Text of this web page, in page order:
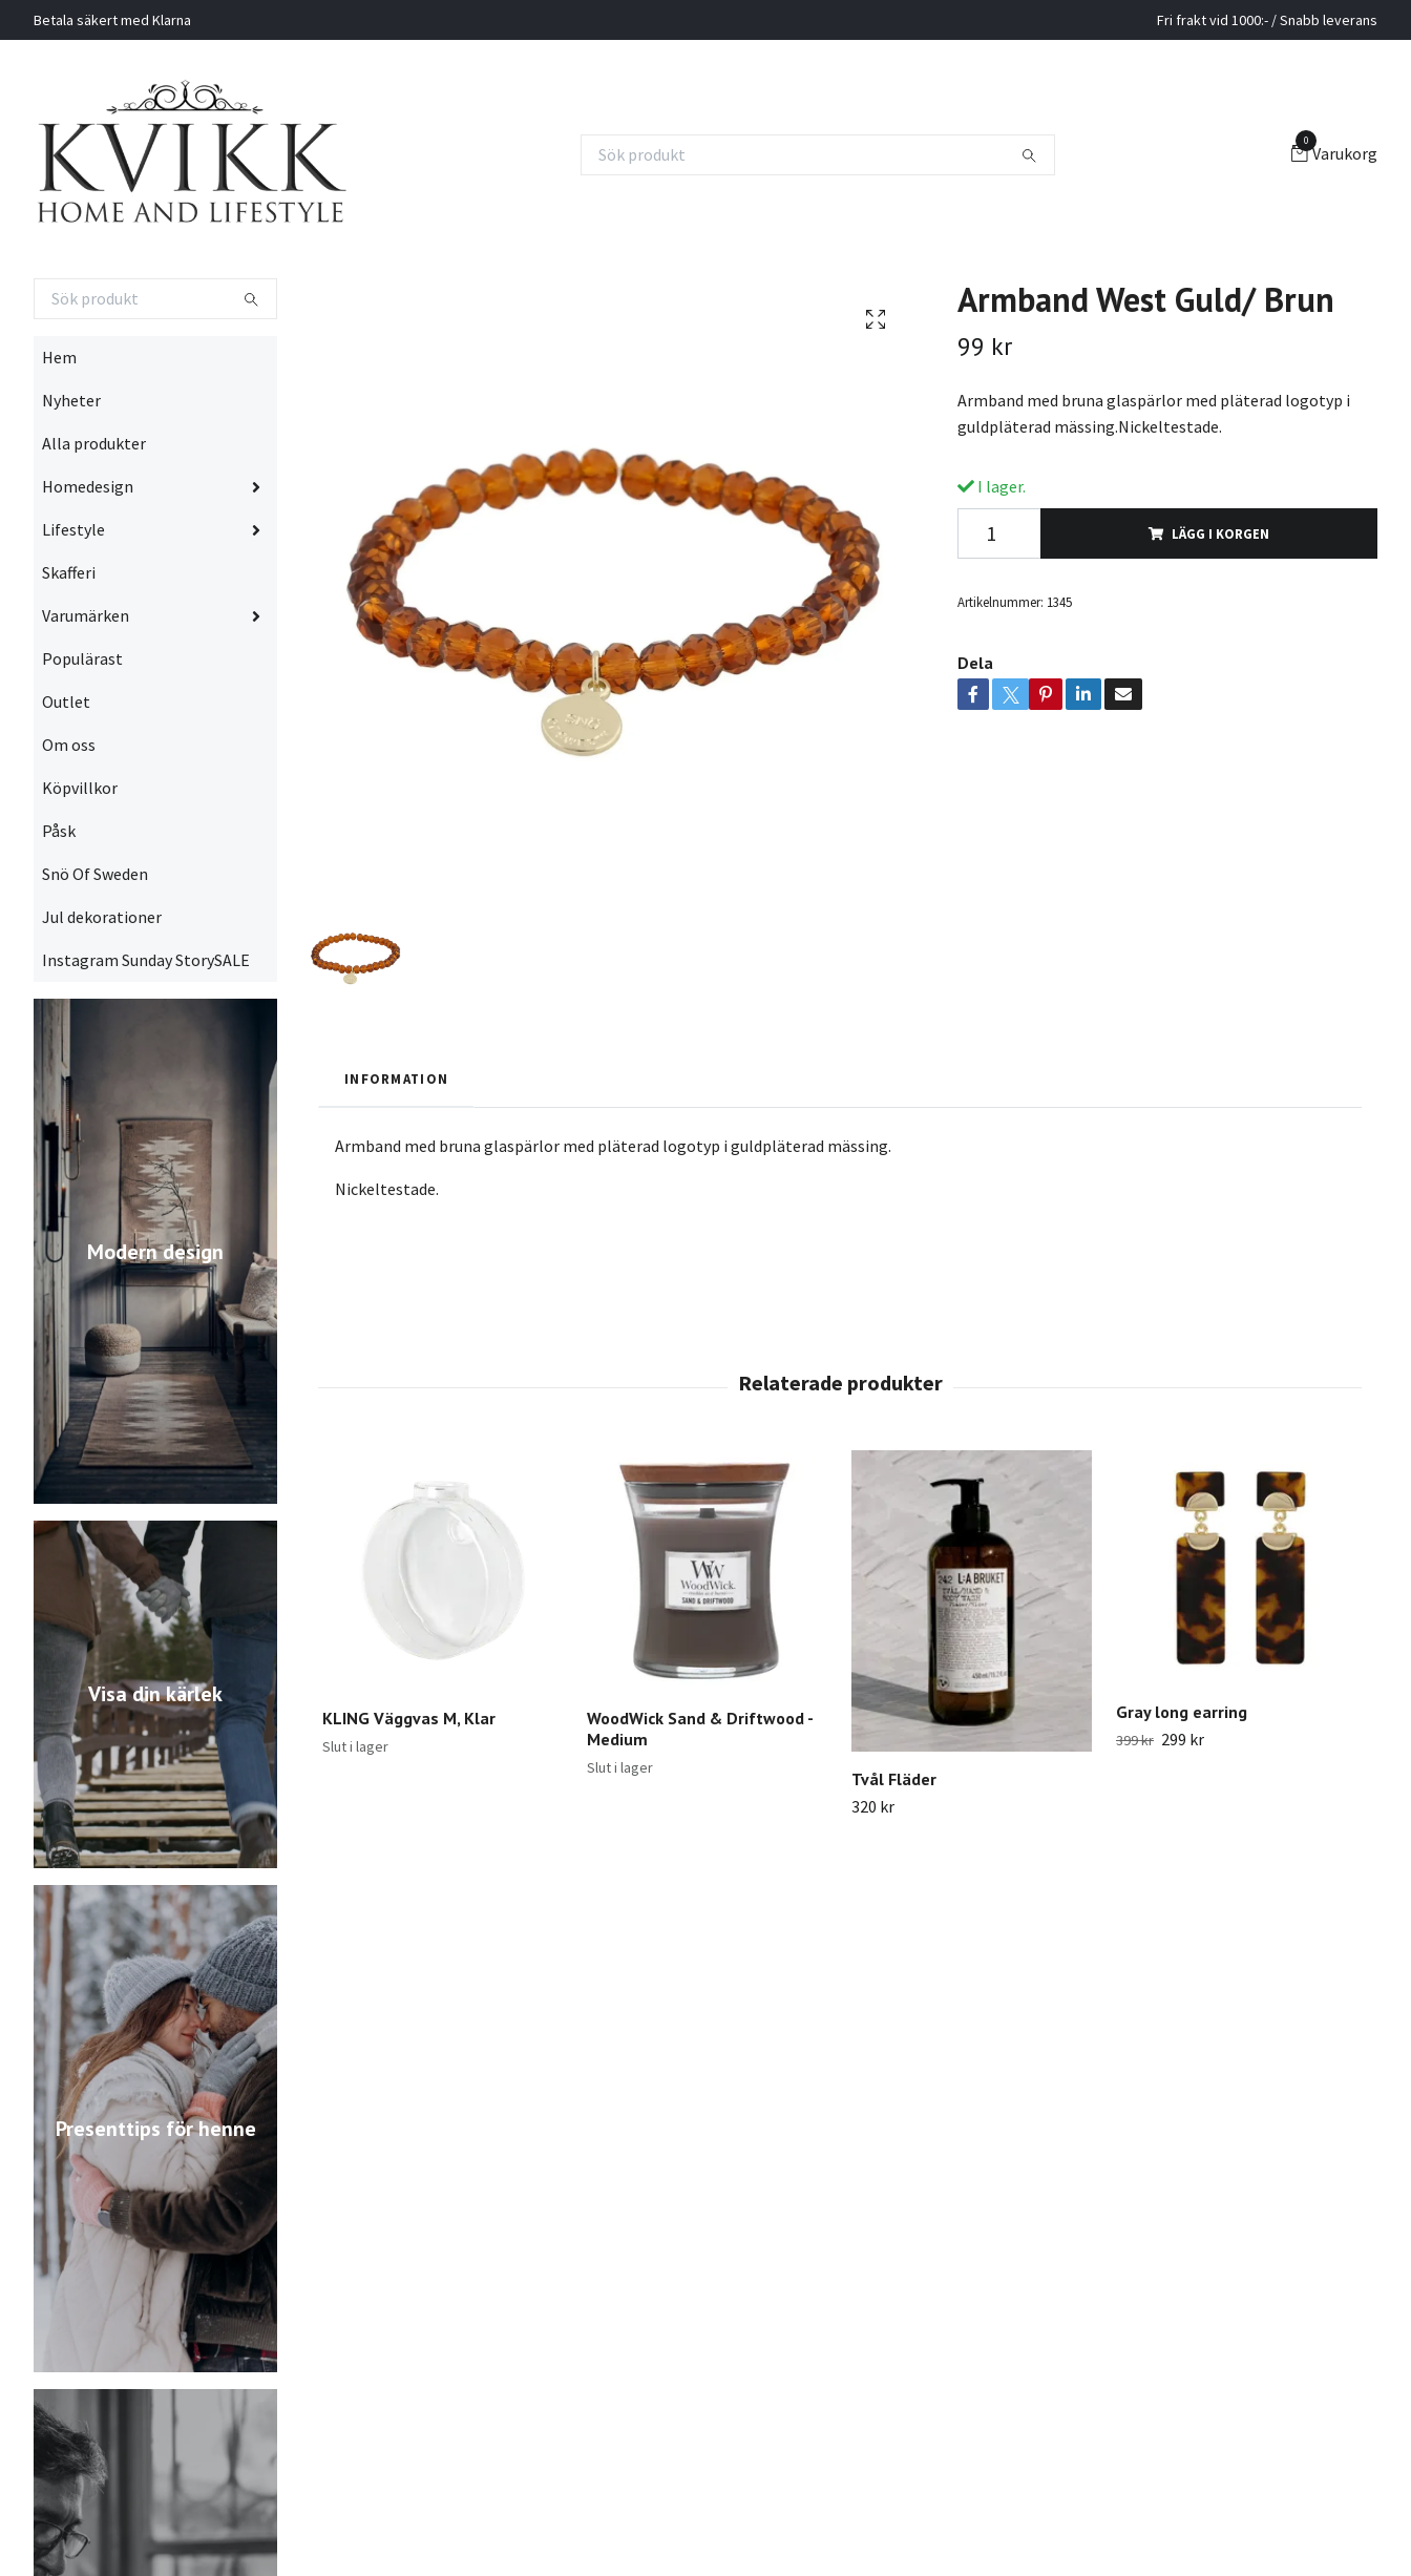
Betala säkert med Klarna Fri frakt vid 1000:- / Snabb leverans
0
Varukorg
Hem
Nyheter
Alla produkter
Homedesign
Lifestyle
Skafferi
Varumärken
Populärast
Outlet
Om oss
Köpvillkor
Påsk
Snö Of Sweden
Jul dekorationer
Instagram Sunday StorySALE
Modern design
Visa din kärlek
Presenttips för henne
Armband West Guld/ Brun
99 kr
Armband med bruna glaspärlor med pläterad logotyp i
guldpläterad mässing.Nickeltestade.
I lager.
LÄGG I KORGEN
Artikelnummer: 1345
Dela
INFORMATION
Armband med bruna glaspärlor med pläterad logotyp i guldpläterad mässing.
Nickeltestade.
KLING Väggvas M, Klar
Slut i lager
WoodWick Sand & Driftwood -
Medium
Slut i lager
Tvål Fläder
320 kr
Gray long earring
399 kr 299 kr